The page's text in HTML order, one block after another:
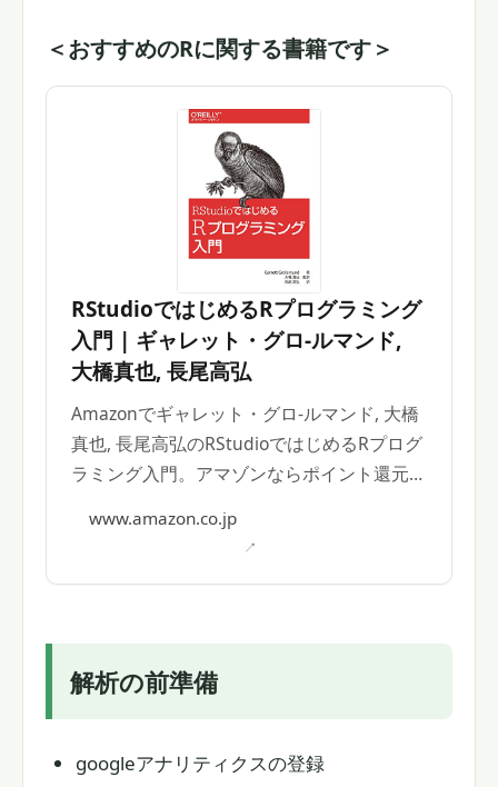
＜おすすめのRに関する書籍です＞
RStudioではじめるRプログラミング
入門 | ギャレット・グロ-ルマンド,
大橋真也, 長尾高弘
Amazonでギャレット・グロ-ルマンド, 大橋
真也, 長尾高弘のRStudioではじめるRプログ
ラミング入門。アマゾンならポイント還元本
www.amazon.co.jp
解析の前準備
googleアナリティクスの登録